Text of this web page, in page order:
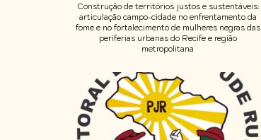
Construção de territórios justos e sustentáveis:
articulação campo-cidade no enfrentamento da
fome e no fortalecimento de mulheres negras das
periferias urbanas do Recife e região
metropolitana